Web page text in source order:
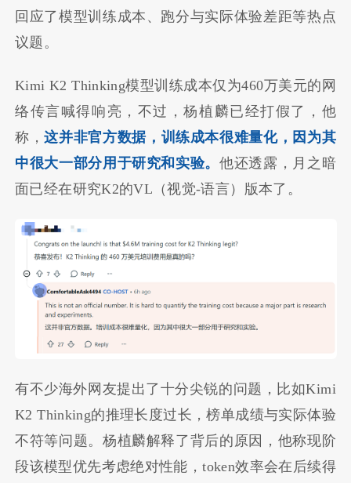
回应了模型训练成本、跑分与实际体验差距等热点
议题。
Kimi K2 Thinking模型训练成本仅为460万美元的网
络传言喊得响亮，不过，杨植麟已经打假了，他
称，这并非官方数据，训练成本很难量化，因为其
中很大一部分用于研究和实验。他还透露，月之暗
面已经在研究K2的VL（视觉-语言）版本了。
有不少海外网友提出了十分尖锐的问题，比如Kimi
K2 Thinking的推理长度过长，榜单成绩与实际体验
不符等问题。杨植麟解释了背后的原因，他称现阶
段该模型优先考虑绝对性能，token效率会在后续得